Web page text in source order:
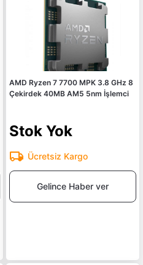
AMD Ryzen 7 7700 MPK 3.8 GHz 8
Çekirdek 40MB AM5 5nm İşlemci
Stok Yok
Ücretsiz Kargo
Gelince Haber ver